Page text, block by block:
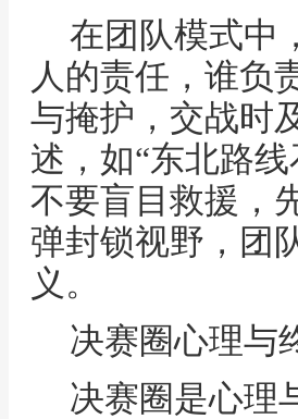
在团队模式中
人的责任，谁负
与掩护，交战时
述，如“东北路
不要盲目救援，
弹封锁视野，团
义。
决赛圈心理与
决赛圈是心理